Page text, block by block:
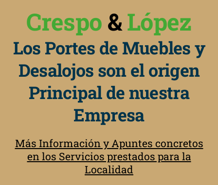
Crespo &López
Los Portes de Muebles y
Desalojos son el origen
Principal de nuestra
Empresa
Más Información y Apuntes concretos
en los Servicios prestados para la
Localidad